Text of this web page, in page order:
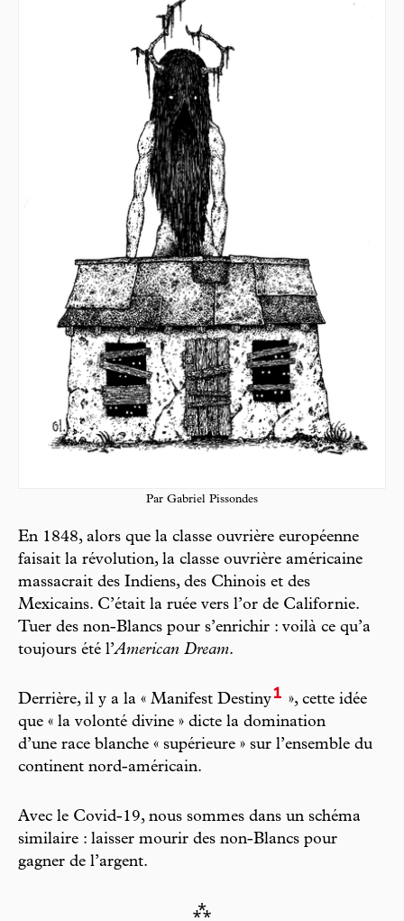
Par Gabriel Pissondes
En 1848, alors que la classe ouvrière européenne
faisait la révolution, la classe ouvrière américaine
massacrait des Indiens, des Chinois et des
Mexicains. C’était la ruée vers l’or de Californie.
Tuer des non-Blancs pour s’enrichir : voilà ce qu’a
toujours été l’American Dream.
Derrière, il y a la « Manifest Destiny1 », cette idée
que « la volonté divine » dicte la domination
d’une race blanche « supérieure » sur l’ensemble du
continent nord-américain.
Avec le Covid-19, nous sommes dans un schéma
similaire : laisser mourir des non-Blancs pour
gagner de l’argent.
⁂